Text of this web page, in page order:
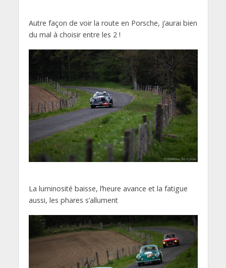
Autre façon de voir la route en Porsche, j’aurai bien
du mal à choisir entre les 2 !
La luminosité baisse, l’heure avance et la fatigue
aussi, les phares s’allument